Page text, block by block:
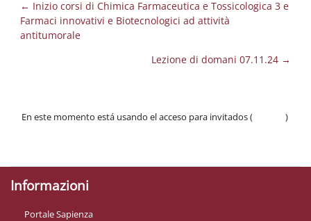
← Inizio corsi di Chimica Farmaceutica e Tossicologica 3 e
Farmaci innovativi e Biotecnologici ad attività
antitumorale
Lezione di domani 07.11.24 →
En este momento está usando el acceso para invitados (
)
Informazioni
Portale Sapienza